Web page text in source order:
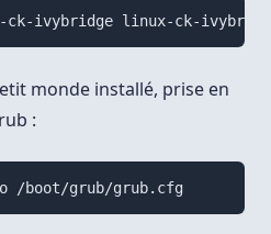
monde installé, prise en
:
sudo grub-mkconfig -o /boot/grub/grub.cfg